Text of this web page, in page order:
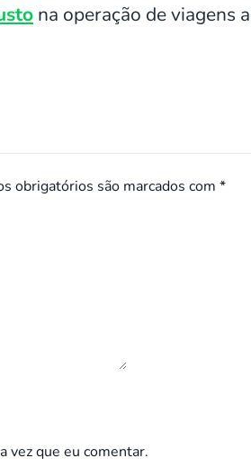
na operação de viagens
obrigatórios são marcados com *
vez que eu comentar.